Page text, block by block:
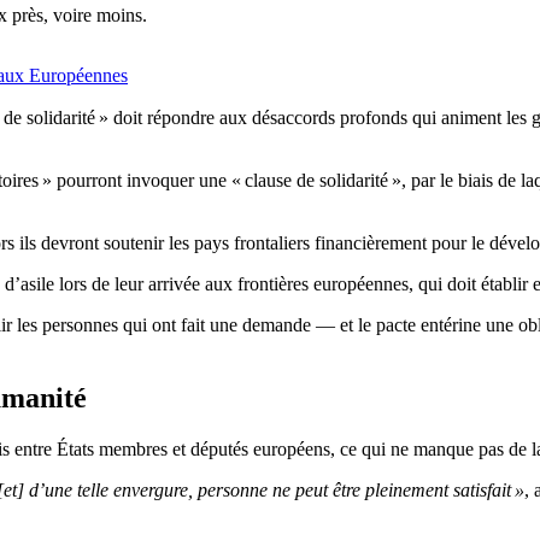
près, voire moins.
Européennes
solidarité » doit répondre aux désaccords profonds qui animent
» pourront invoquer une « clause de solidarité », par le biais de
ils devront soutenir les pays frontaliers financièrement pour le
lors de leur arrivée aux frontières européennes, qui doit établir
les personnes qui ont fait une demande — et le pacte entérine une
États membres et députés européens, ce qui ne manque pas
d’une telle envergure, personne ne peut être pleinement satisfait »,